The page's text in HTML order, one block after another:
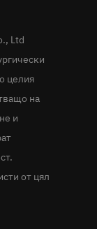
Ltd
целия
на
и
от цял